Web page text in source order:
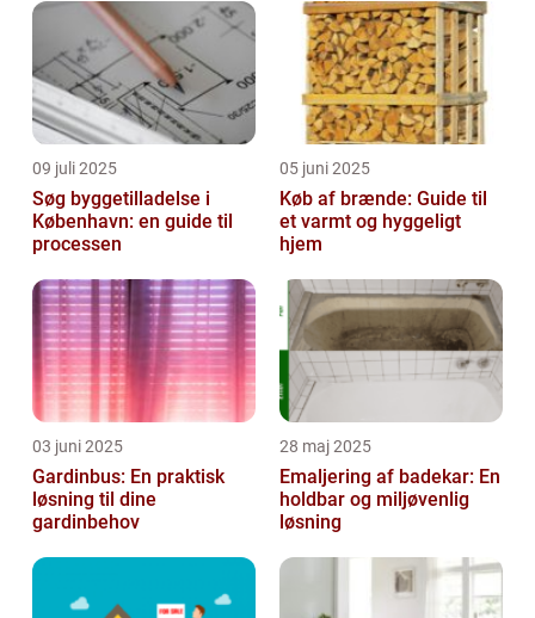
09 juli 2025
Søg byggetilladelse i
København: en guide til
processen
05 juni 2025
Køb af brænde: Guide til
et varmt og hyggeligt
hjem
03 juni 2025
Gardinbus: En praktisk
løsning til dine
gardinbehov
28 maj 2025
Emaljering af badekar: En
holdbar og miljøvenlig
løsning